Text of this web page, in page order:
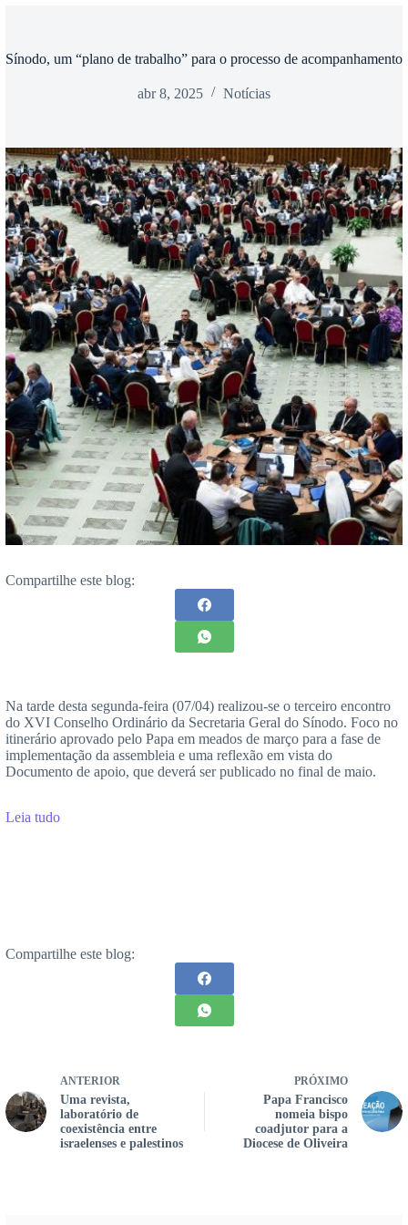
Sínodo, um “plano de trabalho” para o processo de acompanhamento
abr 8, 2025 Notícias
Compartilhe este blog:
Na tarde desta segunda-feira (07/04) realizou-se o terceiro encontro
do XVI Conselho Ordinário da Secretaria Geral do Sínodo. Foco no
itinerário aprovado pelo Papa em meados de março para a fase de
implementação da assembleia e uma reflexão em vista do
Documento de apoio, que deverá ser publicado no final de maio.
Leia tudo
Compartilhe este blog:
ANTERIOR
Uma revista,
laboratório de
coexistência entre
israelenses e palestinos
PRÓXIMO
Papa Francisco
nomeia bispo
coadjutor para a
Diocese de Oliveira